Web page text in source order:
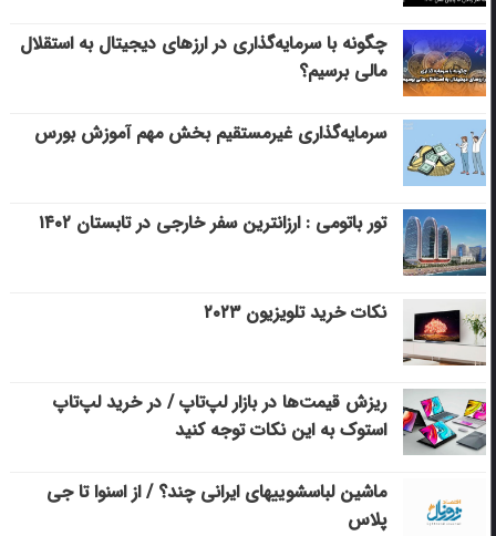
چگونه با سرمایه‌گذاری در ارزهای دیجیتال به استقلال
مالی برسیم؟
سرمایه‌گذاری غیرمستقیم بخش مهم آموزش بورس
تور باتومی : ارزانترین سفر خارجی در تابستان ۱۴۰۲
نکات خرید تلویزیون ۲۰۲۳
ریزش قیمت‌ها در بازار لپ‌تاپ / در خرید لپ‌تاپ
استوک به این نکات توجه کنید
ماشین لباسشویی‎های ایرانی چند؟ / از اسنوا تا جی
پلاس